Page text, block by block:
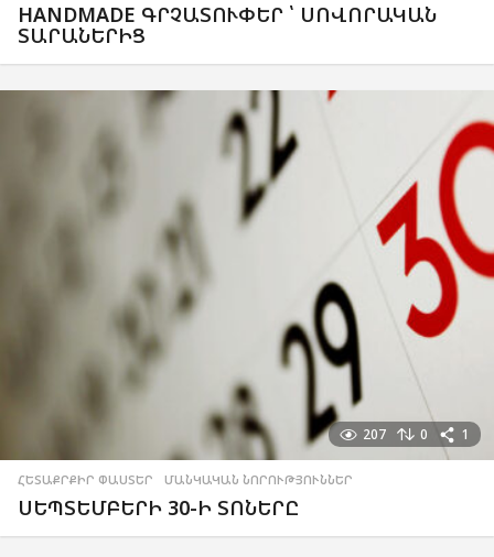
HANDMADE ԳՐՉԱՏՈՒՓԵՐ ՝ ՍՈՎՈՐԱԿԱՆ
ՏԱՐԱՆԵՐԻՑ
207 0 1
ՀԵՏԱՔՐՔԻՐ ՓԱՍՏԵՐ ,ՄԱՆԿԱԿԱՆ ՆՈՐՈՒԹՅՈՒՆՆԵՐ
ՍԵՊՏԵՄԲԵՐԻ 30-Ի ՏՈՆԵՐԸ